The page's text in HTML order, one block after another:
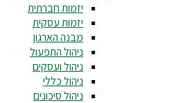
יזמות חברתית
יזמות עסקית
מבנה הארגון
ניהול התפעול
ניהול ועסקים
ניהול כללי
ניהול סיכונים